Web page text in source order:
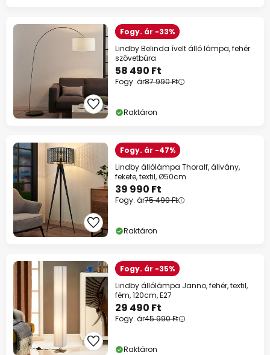
Fogy. ár -33%
Lindby Belinda ívelt álló lámpa, fehér
szövetbúra
58 490 Ft
Fogy. ár87 990 Ft
Raktáron
Fogy. ár -47%
Lindby állólámpa Thoralf, állvány,
fekete, textil, Ø50cm
39 990 Ft
Fogy. ár75 490 Ft
Raktáron
Fogy. ár -35%
Lindby állólámpa Janno, fehér, textil,
fém, 120cm, E27
29 490 Ft
Fogy. ár45 990 Ft
Raktáron